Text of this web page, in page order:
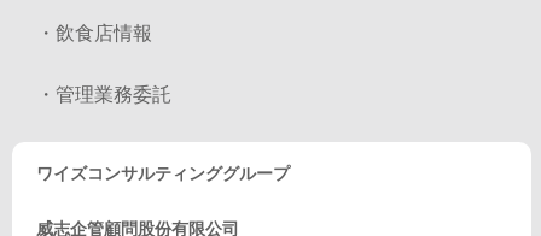
・飲食店情報
・管理業務委託
ワイズコンサルティンググループ
威志企管顧問股份有限公司